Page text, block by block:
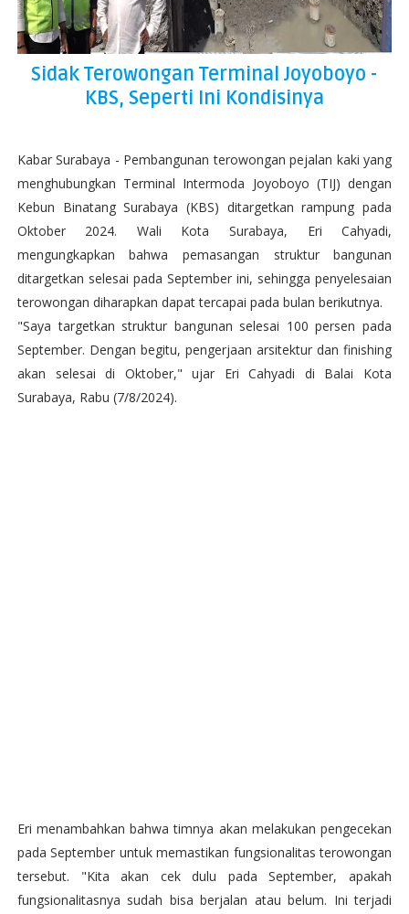
Sidak Terowongan Terminal Joyoboyo -
KBS, Seperti Ini Kondisinya
Kabar Surabaya - Pembangunan terowongan pejalan kaki yang
menghubungkan Terminal Intermoda Joyoboyo (TIJ) dengan
Kebun Binatang Surabaya (KBS) ditargetkan rampung pada
Oktober 2024. Wali Kota Surabaya, Eri Cahyadi,
mengungkapkan bahwa pemasangan struktur bangunan
ditargetkan selesai pada September ini, sehingga penyelesaian
terowongan diharapkan dapat tercapai pada bulan berikutnya.
"Saya targetkan struktur bangunan selesai 100 persen pada
September. Dengan begitu, pengerjaan arsitektur dan finishing
akan selesai di Oktober," ujar Eri Cahyadi di Balai Kota
Surabaya, Rabu (7/8/2024).
Eri menambahkan bahwa timnya akan melakukan pengecekan
pada September untuk memastikan fungsionalitas terowongan
tersebut. "Kita akan cek dulu pada September, apakah
fungsionalitasnya sudah bisa berjalan atau belum. Ini terjadi